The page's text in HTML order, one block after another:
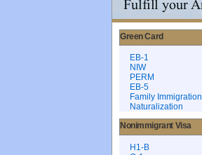
Green Card
EB-1
NIW
PERM
EB-5
Family Immigration
Naturalization
Nonimmigrant Visa
H1-B